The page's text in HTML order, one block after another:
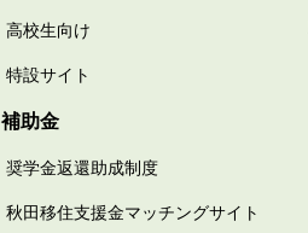
高校生向け
特設サイト
補助金
奨学金返還助成制度
秋田移住支援金マッチングサイト